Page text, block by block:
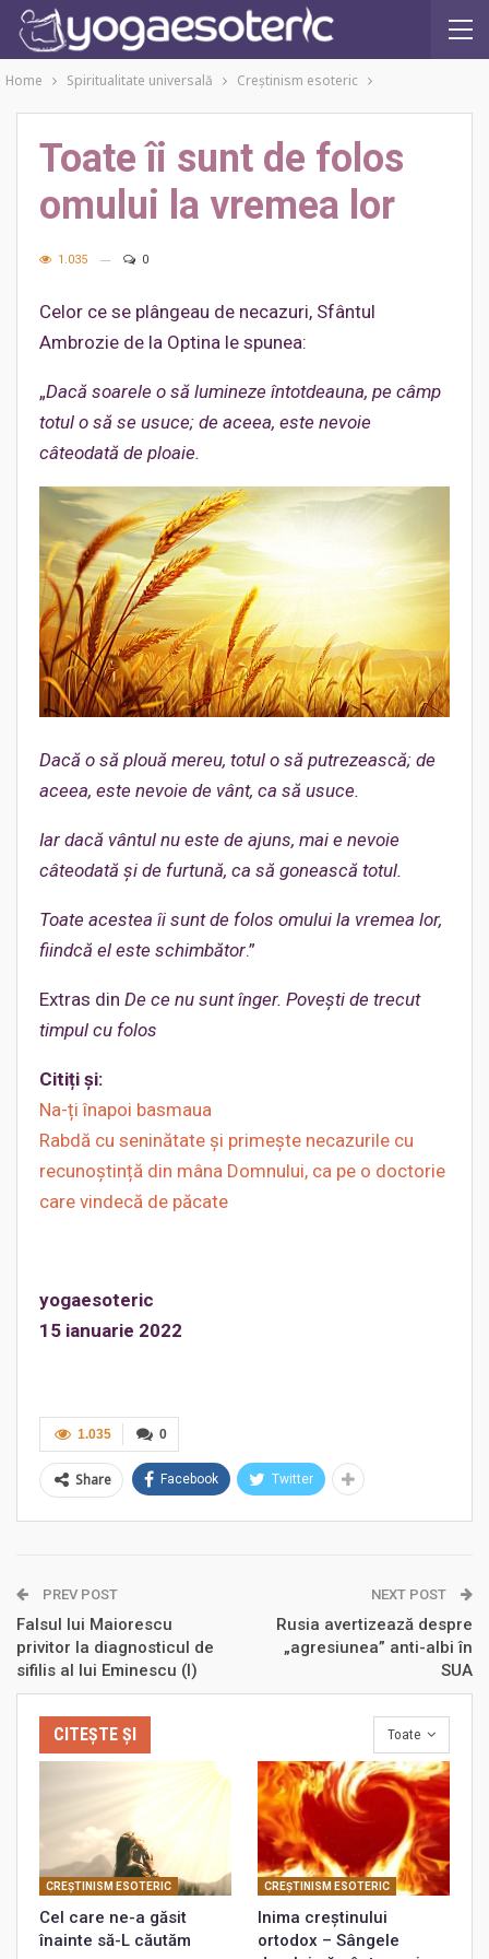
Home Spiritualitate universală Creştinism esoteric
Toate îi sunt de folos
omului la vremea lor
1.035 0
Celor ce se plângeau de necazuri, Sfântul
Ambrozie de la Optina le spunea:
„Dacă soarele o să lumineze întotdeauna, pe câmp
totul o să se usuce; de aceea, este nevoie
câteodată de ploaie.
Dacă o să plouă mereu, totul o să putrezească; de
aceea, este nevoie de vânt, ca să usuce.
Iar dacă vântul nu este de ajuns, mai e nevoie
câteodată și de furtună, ca să gonească totul.
Toate acestea îi sunt de folos omului la vremea lor,
fiindcă el este schimbător.”
Extras din De ce nu sunt înger. Povești de trecut
timpul cu folos
Citiți și:
Na-ți înapoi basmaua
Rabdă cu seninătate și primește necazurile cu
recunoștință din mâna Domnului, ca pe o doctorie
care vindecă de păcate
yogaesoteric
15 ianuarie 2022
0
1.035
Share Facebook Twitter
PREV POST
Falsul lui Maiorescu
privitor la diagnosticul de
sifilis al lui Eminescu (I)
NEXT POST
Rusia avertizează despre
„agresiunea” anti-albi în
SUA
Toate
CITEȘTE ȘI
CREŞTINISM ESOTERIC
Cel care ne-a găsit
înainte să-L căutăm
CREŞTINISM ESOTERIC
Inima creștinului
ortodox – Sângele